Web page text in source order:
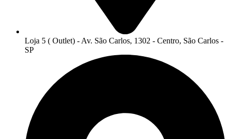
Loja 5 ( Outlet) - Av. São Carlos, 1302 - Centro, São Carlos -
SP